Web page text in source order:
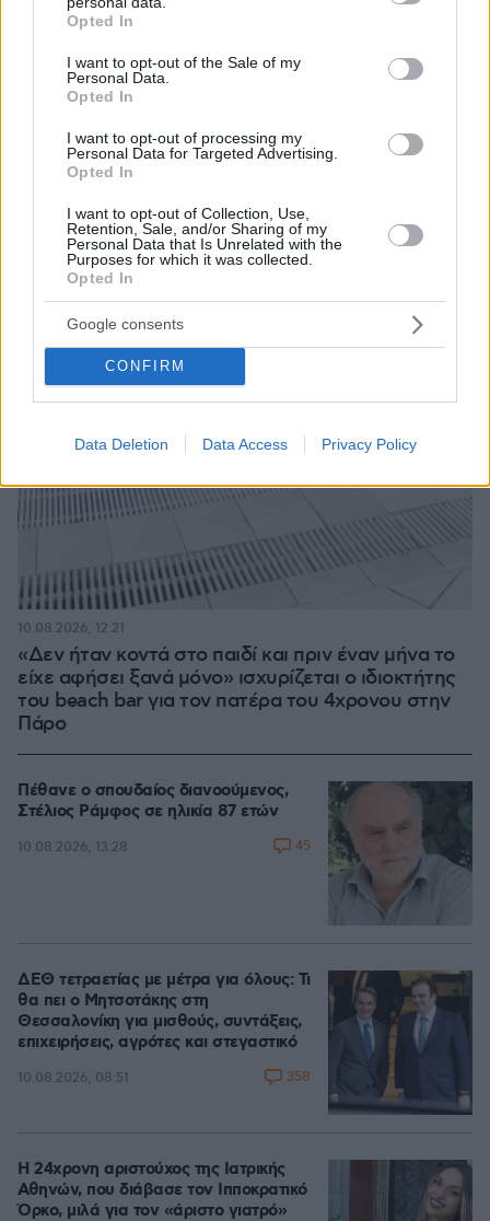
grant or deny consent to Google and its third-party tags to
use your data for below specified purposes in below Google
consent section.
Opted In
I want to opt-out of the Sale of my
Personal Data.
Opted In
I want to opt-out of processing my
Personal Data for Targeted Advertising.
Opted In
I want to opt-out of Collection, Use,
Retention, Sale, and/or Sharing of my
Personal Data that Is Unrelated with the
Purposes for which it was collected.
Opted In
Google consents
CONFIRM
Data Deletion Data Access Privacy Policy
Ευρωπαϊκό Πρωτάθλημα Στίβου: Στον τελικό του
μήκους ο Τεντόγλου με 8.26μ, δείτε βίντεο
«Δεν ήταν κοντά στο παιδί και πριν έναν μήνα το
είχε αφήσει ξανά μόνο» ισχυρίζεται ο ιδιοκτήτης
του beach bar για τον πατέρα του 4χρονου στην
Πάρο
10.08.2026, 12:21
Πέθανε ο σπουδαίος διανοούμενος,
Στέλιος Ράμφος σε ηλικία 87 ετών
10.08.2026, 13:28 45
ΔΕΘ τετραετίας με μέτρα για όλους: Τι
θα πει ο Μητσοτάκης στη
Θεσσαλονίκη για μισθούς, συντάξεις,
επιχειρήσεις, αγρότες και στεγαστικό
10.08.2026, 08:51 358
Η 24χρονη αριστούχος της Ιατρικής
Αθηνών, που διάβασε τον Ιπποκρατικό
Όρκο, μιλά για τον «άριστο γιατρό»